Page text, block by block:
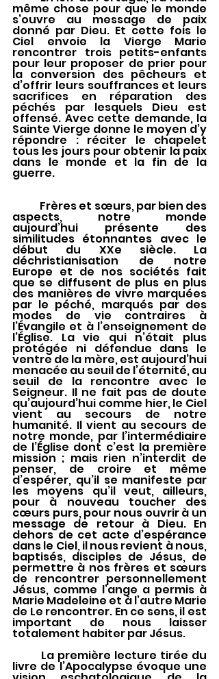
même chose pour que le monde
s’ouvre au message de paix
donné par Dieu. Et cette fois le
Ciel envoie la Vierge Marie
rencontrer trois petits-enfants
pour leur proposer de prier pour
la conversion des pêcheurs et
d’offrir leurs souffrances et leurs
sacrifices en réparation des
péchés par lesquels Dieu est
offensé. Avec cette demande, la
Sainte Vierge donne le moyen d’y
répondre : réciter le chapelet
tous les jours pour obtenir la paix
dans le monde et la fin de la
guerre.
aspects, notre monde
aujourd’hui présente des
similitudes étonnantes avec le
début du XXe siècle. La
déchristianisation de notre
Europe et de nos sociétés fait
que se diffusent de plus en plus
des manières de vivre marquées
par le péché, marqués par des
modes de vie contraires à
l’Évangile et à l’enseignement de
l’Église. La vie qui n’était plus
protégée ni défendue dans le
ventre de la mère, est aujourd’hui
menacée au seuil de l’éternité, au
seuil de la rencontre avec le
Seigneur. Il ne fait pas de doute
qu’aujourd’hui comme hier, le Ciel
vient au secours de notre
humanité. Il vient au secours de
notre monde, par l’intermédiaire
de l’Église dont c’est la première
mission ; mais rien n’interdit de
penser, de croire et même
d’espérer, qu’il se manifeste par
les moyens qu’il veut, ailleurs,
pour à nouveau toucher des
cœurs purs, pour nous ouvrir à un
message de retour à Dieu. En
dehors de cet acte d’espérance
dans le Ciel, il nous revient à nous,
baptisés, disciples de Jésus, de
permettre à nos frères et sœurs
de rencontrer personnellement
Jésus, comme l’ange a permis à
Marie Madeleine et à l’autre Marie
de Le rencontrer. En ce sens, il est
important de nous laisser
totalement habiter par Jésus.
livre de l’Apocalypse évoque une